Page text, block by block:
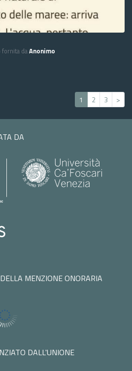
fornita daAnonimo
1 2 3 >
DA
MENZIONE ONORARIA
DALL'UNIONE